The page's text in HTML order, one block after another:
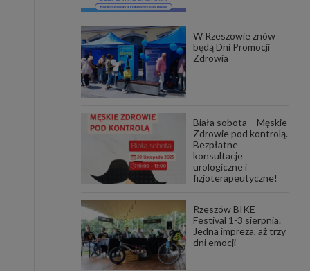
W Rzeszowie znów
będą Dni Promocji
Zdrowia
Biała sobota – Męskie
Zdrowie pod kontrolą.
Bezpłatne
konsultacje
urologiczne i
fizjoterapeutyczne!
Rzeszów BIKE
Festival 1-3 sierpnia.
Jedna impreza, aż trzy
dni emocji